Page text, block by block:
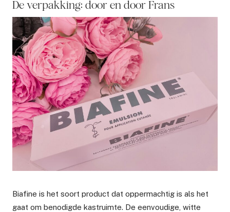
De verpakking: door en door Frans
Biafine is het soort product dat oppermachtig is als het
gaat om benodigde kastruimte. De eenvoudige, witte